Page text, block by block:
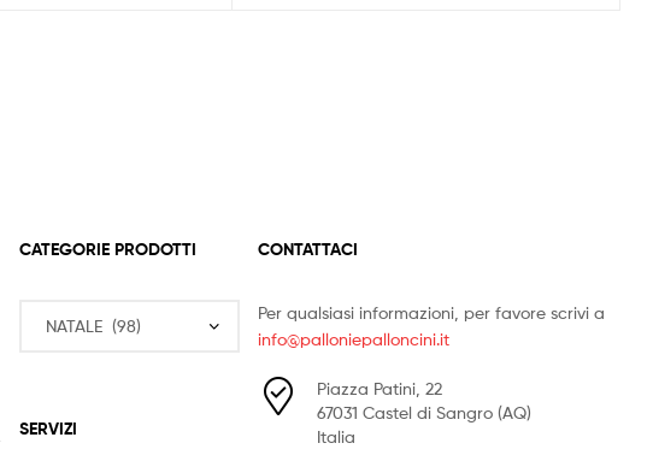
CATEGORIE PRODOTTI
SERVIZI
CONTATTACI
Per qualsiasi informazioni, per favore scrivi a
info@palloniepalloncini.it
Piazza Patini, 22
67031 Castel di Sangro (AQ)
Italia